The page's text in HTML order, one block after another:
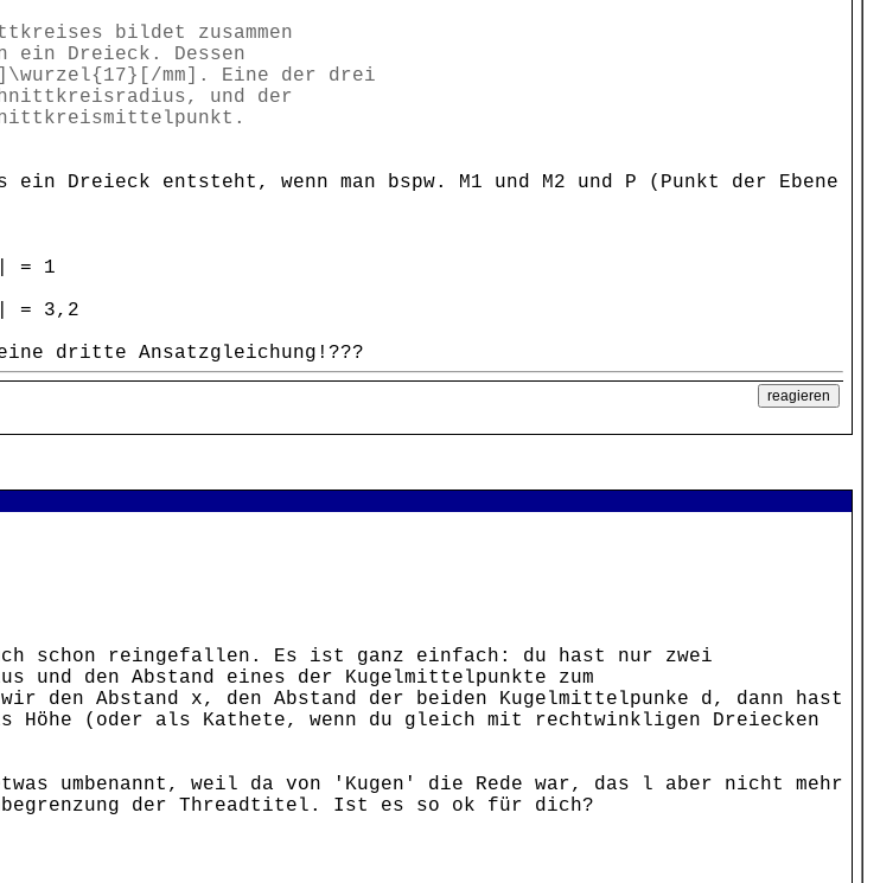
bildet zusammen
ein Dreieck. Dessen
mm]. Eine der drei
und der
Dreieck entsteht, wenn man bspw. M1 und M2 und P (Punkt der Ebene
= 1
| = 3,2
dritte Ansatzgleichung!???
schon reingefallen. Es ist ganz einfach: du hast nur zwei
und den Abstand eines der Kugelmittelpunkte zum
den Abstand x, den Abstand der beiden Kugelmittelpunke d, dann hast
Höhe (oder als Kathete, wenn du gleich mit rechtwinkligen Dreiecken
umbenannt, weil da von 'Kugen' die Rede war, das l aber nicht mehr
der Threadtitel. Ist es so ok für dich?